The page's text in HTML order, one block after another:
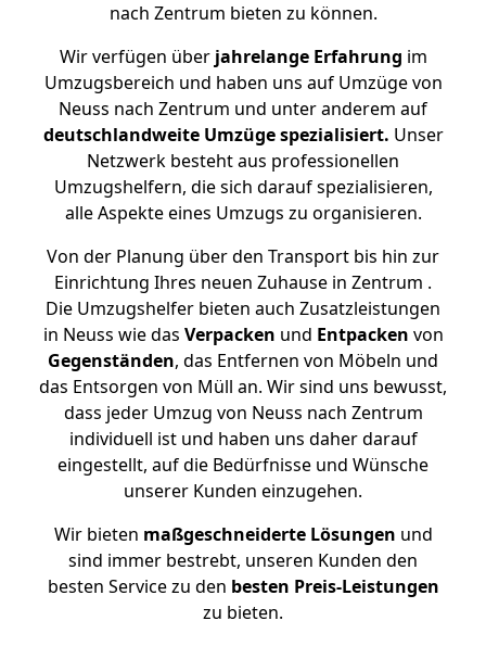
nach Zentrum bieten zu können.
Wir verfügen überjahrelange Erfahrung im
Umzugsbereich und haben uns auf Umzüge von
Neuss nach Zentrum und unter anderem auf
deutschlandweite Umzüge spezialisiert. Unser
Netzwerk besteht aus professionellen
Umzugshelfern, die sich darauf spezialisieren,
alle Aspekte eines Umzugs zu organisieren.
Von der Planung über den Transport bis hin zur
Einrichtung Ihres neuen Zuhause in Zentrum .
Die Umzugshelfer bieten auch Zusatzleistungen
in Neuss wie das Verpacken und Entpacken von
Gegenständen, das Entfernen von Möbeln und
das Entsorgen von Müll an. Wir sind uns bewusst,
dass jeder Umzug von Neuss nach Zentrum
individuell ist und haben uns daher darauf
eingestellt, auf die Bedürfnisse und Wünsche
unserer Kunden einzugehen.
Wir bieten maßgeschneiderte Lösungen und
sind immer bestrebt, unseren Kunden den
besten Service zu den besten Preis-Leistungen
zu bieten.